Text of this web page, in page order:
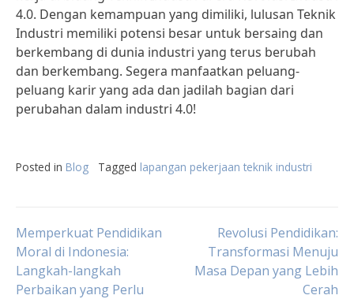
4.0. Dengan kemampuan yang dimiliki, lulusan Teknik
Industri memiliki potensi besar untuk bersaing dan
berkembang di dunia industri yang terus berubah
dan berkembang. Segera manfaatkan peluang-
peluang karir yang ada dan jadilah bagian dari
perubahan dalam industri 4.0!
Posted in Blog Tagged lapangan pekerjaan teknik industri
Post
navigation
Memperkuat Pendidikan
Moral di Indonesia:
Langkah-langkah
Perbaikan yang Perlu
Revolusi Pendidikan:
Transformasi Menuju
Masa Depan yang Lebih
Cerah